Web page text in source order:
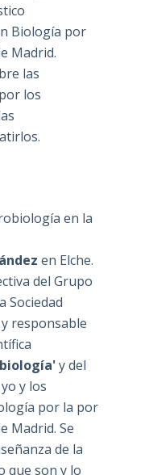
Biología por
Madrid.
las
los
en la
en Elche.
del Grupo
Sociedad
responsable
y del
y los
por la por
Madrid. Se
de la
que son y lo